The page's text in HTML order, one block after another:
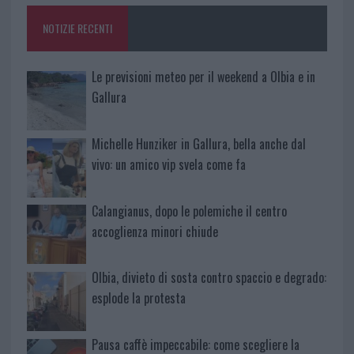
o
k
p
NOTIZIE RECENTI
Le previsioni meteo per il weekend a Olbia e in
Gallura
Michelle Hunziker in Gallura, bella anche dal
vivo: un amico vip svela come fa
Calangianus, dopo le polemiche il centro
accoglienza minori chiude
Olbia, divieto di sosta contro spaccio e degrado:
esplode la protesta
Pausa caffè impeccabile: come scegliere la